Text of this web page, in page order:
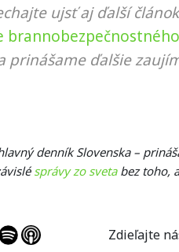
ujsť aj ďalší článok
prinášame ďalšie
denník Slovenska –
správy zo svetabez toho,
Zdieľajte